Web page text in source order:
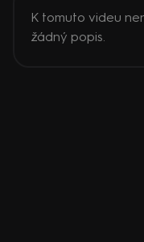
K tomuto videu
žádný popis.